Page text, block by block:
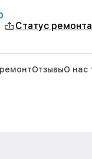
Статус ремонта
ОтзывыО нас